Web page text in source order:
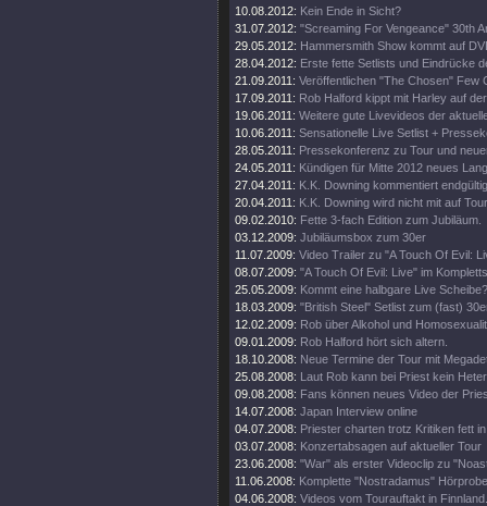
10.08.2012: Kein Ende in Sicht?
31.07.2012: "Screaming For Vengeance" 30th
29.05.2012: Hammersmith Show kommt auf
28.04.2012: Erste fette Setlists und Eindrücke
21.09.2011: Veröffentlichen "The Chosen" Few
17.09.2011: Rob Halford kippt mit Harley auf
19.06.2011: Weitere gute Livevideos der
10.06.2011: Sensationelle Live Setlist +
28.05.2011: Pressekonferenz zu Tour und
24.05.2011: Kündigen für Mitte 2012 neues
27.04.2011: K.K. Downing kommentiert
20.04.2011: K.K. Downing wird nicht mit auf
09.02.2010: Fette 3-fach Edition zum Jubiläum.
03.12.2009: Jubiläumsbox zum 30er
11.07.2009: Video Trailer zu "A Touch Of Evil:
08.07.2009: "A Touch Of Evil: Live" im
25.05.2009: Kommt eine halbgare Live Scheibe?
18.03.2009: "British Steel" Setlist zum (fast)
12.02.2009: Rob über Alkohol und
09.01.2009: Rob Halford hört sich altern.
18.10.2008: Neue Termine der Tour mit
25.08.2008: Laut Rob kann bei Priest kein
09.08.2008: Fans können neues Video der
14.07.2008: Japan Interview online
04.07.2008: Priester charten trotz Kritiken fett
03.07.2008: Konzertabsagen auf aktueller Tour
23.06.2008: "War" als erster Videoclip zu
11.06.2008: Komplette "Nostradamus"
04.06.2008: Videos vom Tourauftakt in Finnland.